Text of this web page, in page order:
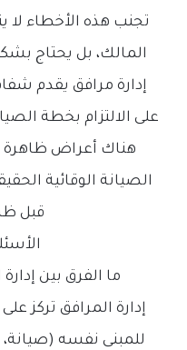
تجنب هذه الأخطاء لا
المالك، بل يحتاج
إدارة مرافق يقدم
على الالتزام بخطة
هناك أعراض ظاهرة
الصيانة الوقائية
قبل
ما الفرق بين
إدارة المرافق تركز
للمبنى نفسه (صيانة،